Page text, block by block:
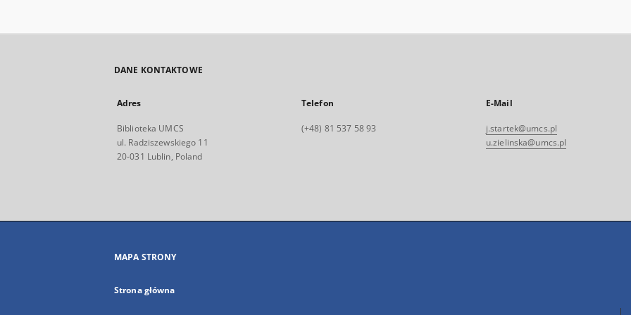
DANE KONTAKTOWE
Adres
Biblioteka UMCS
ul. Radziszewskiego 11
20-031 Lublin, Poland
Telefon
(+48) 81 537 58 93
E-Mail
j.startek@umcs.pl
u.zielinska@umcs.pl
MAPA STRONY
Strona główna